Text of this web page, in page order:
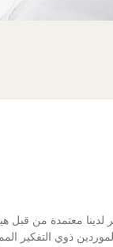
لدينا معتمدة من قبل
ذوي التفكير